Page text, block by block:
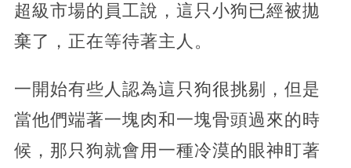
超級市場的員工說，這只小狗已經被拋
棄了，正在等待著主人。
一開始有些人認為這只狗很挑剔，但是
當他們端著一塊肉和一塊骨頭過來的時
候，那只狗就會用一種冷漠的眼神盯著